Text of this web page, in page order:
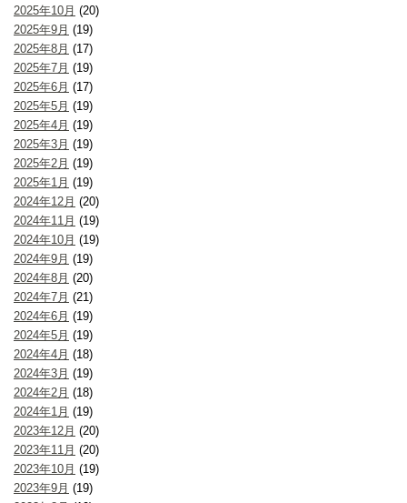
2025年10月 (20)
2025年9月 (19)
2025年8月 (17)
2025年7月 (19)
2025年6月 (17)
2025年5月 (19)
2025年4月 (19)
2025年3月 (19)
2025年2月 (19)
2025年1月 (19)
2024年12月 (20)
2024年11月 (19)
2024年10月 (19)
2024年9月 (19)
2024年8月 (20)
2024年7月 (21)
2024年6月 (19)
2024年5月 (19)
2024年4月 (18)
2024年3月 (19)
2024年2月 (18)
2024年1月 (19)
2023年12月 (20)
2023年11月 (20)
2023年10月 (19)
2023年9月 (19)